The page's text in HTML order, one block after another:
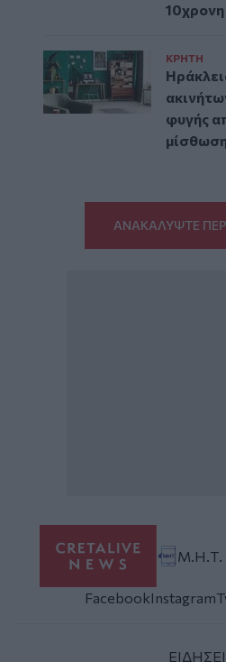
10χρονη
ΚΡΗΤΗ
φυγής
ΑΝΑΚΑΛΥΨΤΕ
Μ.Η.Τ.
FacebookInstagram